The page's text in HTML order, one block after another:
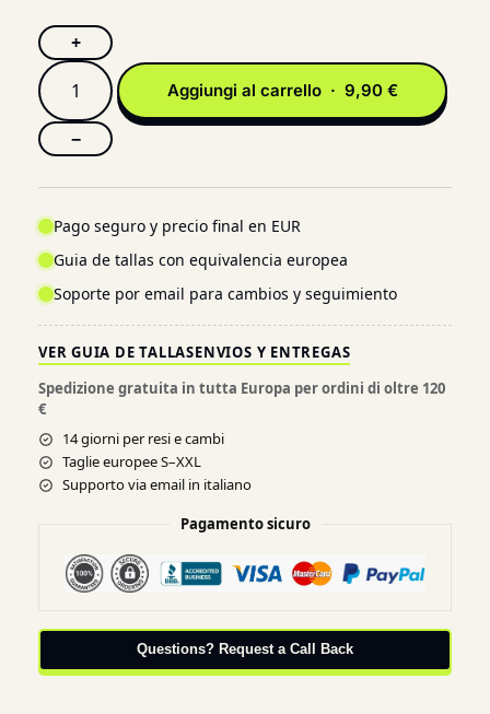
+
−
Aggiungi al carrello · 9,90 €
Pago seguro y precio final en EUR
Guia de tallas con equivalencia europea
Soporte por email para cambios y seguimiento
VER GUIA DE TALLASENVIOS Y ENTREGAS
Spedizione gratuita in tutta Europa per ordini di oltre 120
€
14 giorni per resi e cambi
Taglie europee S–XXL
Supporto via email in italiano
Pagamento sicuro
Questions? Request a Call Back